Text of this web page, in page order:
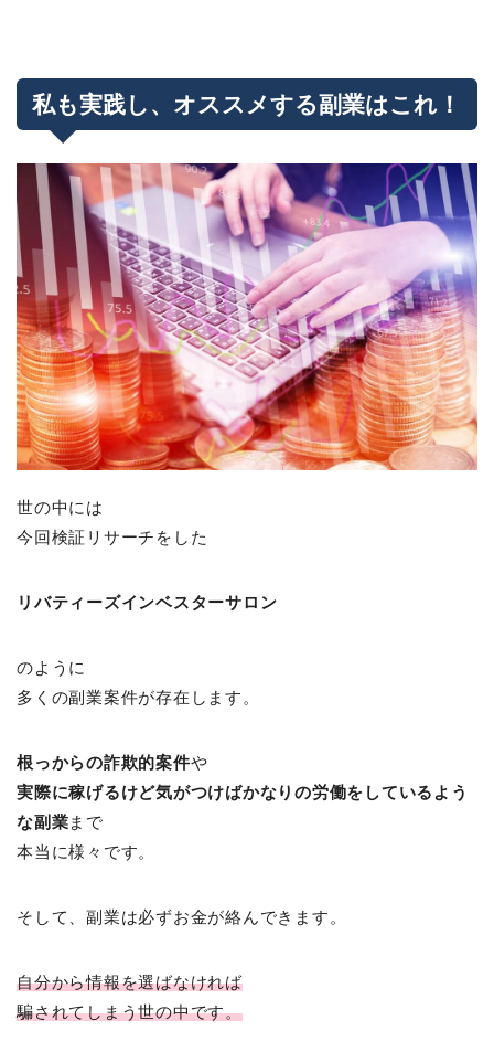
私も実践し、オススメする副業はこれ！
世の中には
今回検証リサーチをした
リバティーズインベスターサロン
のように
多くの副業案件が存在します。
根っからの詐欺的案件や
実際に稼げるけど気がつけばかなりの労働をしているよう
な副業まで
本当に様々です。
そして、副業は必ずお金が絡んできます。
自分から情報を選ばなければ
騙されてしまう世の中です。